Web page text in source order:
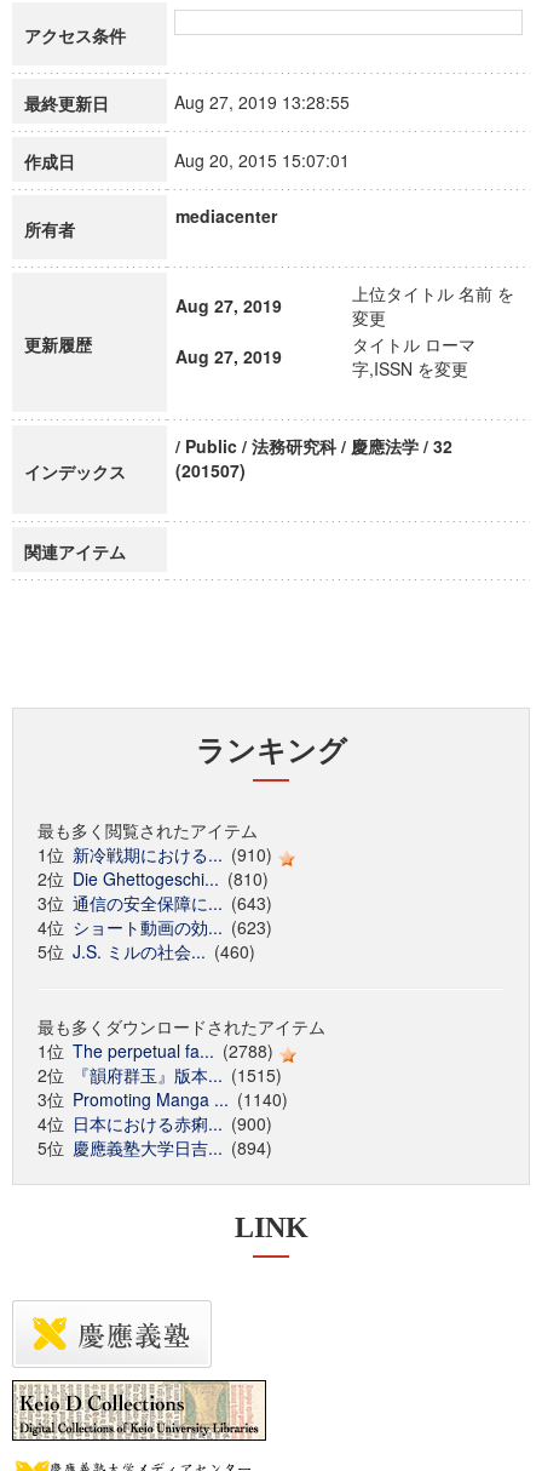
アクセス条件
最終更新日 Aug 27, 2019 13:28:55
作成日 Aug 20, 2015 15:07:01
所有者
mediacenter
更新履歴
Aug 27, 2019
上位タイトル 名前 を
変更
Aug 27, 2019
タイトル ローマ
字,ISSN を変更
インデックス
/ Public / 法務研究科 / 慶應法学 / 32
(201507)
関連アイテム
ランキング
最も多く閲覧されたアイテム
1位 新冷戦期における... (910)
2位 Die Ghettogeschi... (810)
3位 通信の安全保障に... (643)
4位 ショート動画の効... (623)
5位 J.S. ミルの社会... (460)
最も多くダウンロードされたアイテム
1位 The perpetual fa... (2788)
2位
『韻府群玉』版本... (1515)
3位 Promoting Manga ... (1140)
4位 日本における赤痢... (900)
5位 慶應義塾大学日吉... (894)
LINK